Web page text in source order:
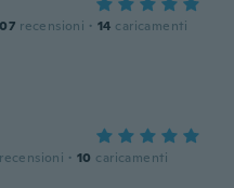
recensioni · 14 caricamenti
recensioni · 10 caricamenti